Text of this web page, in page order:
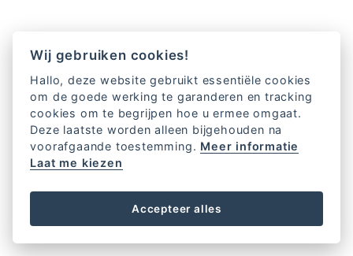
Wij gebruiken cookies!
Hallo, deze website gebruikt essentiële cookies
om de goede werking te garanderen en tracking
cookies om te begrijpen hoe u ermee omgaat.
Deze laatste worden alleen bijgehouden na
voorafgaande toestemming. Meer informatie
Laat me kiezen
Accepteer alles